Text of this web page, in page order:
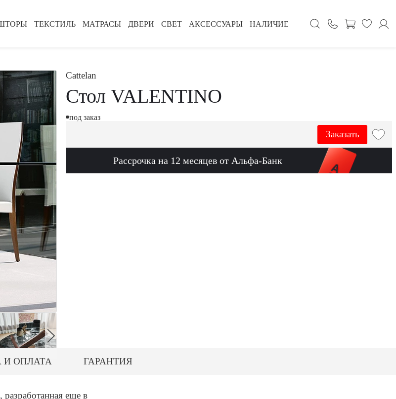
ТЕКСТИЛЬ МАТРАСЫ ДВЕРИ СВЕТ АКСЕССУАРЫ НАЛИЧИЕ
Cattelan
Стол VALENTINO
под заказ
Заказать
Рассрочка на 12 месяцев от Альфа-Банк
И ОПЛАТА ГАРАНТИЯ
еще в